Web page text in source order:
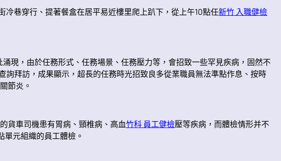
冷巷穿行、提著餐盒在居平易近樓里爬上趴下，從上午10點任新竹 入職健檢
，由於任務形式、任務場景、任務壓力等，會招致一些罕見疾病，固然不
拜訪，成果顯示，超長的任務時光招致良多從業職員無法準點作息、按時
節炎。
貨車司機患有胃病、頸椎病、高血竹科 員工健檢壓等疾病，而體檢情形并不
元組織的員工體檢。